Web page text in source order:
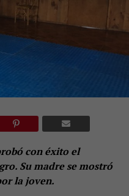
con éxito el
Su madre se mostró
la joven.